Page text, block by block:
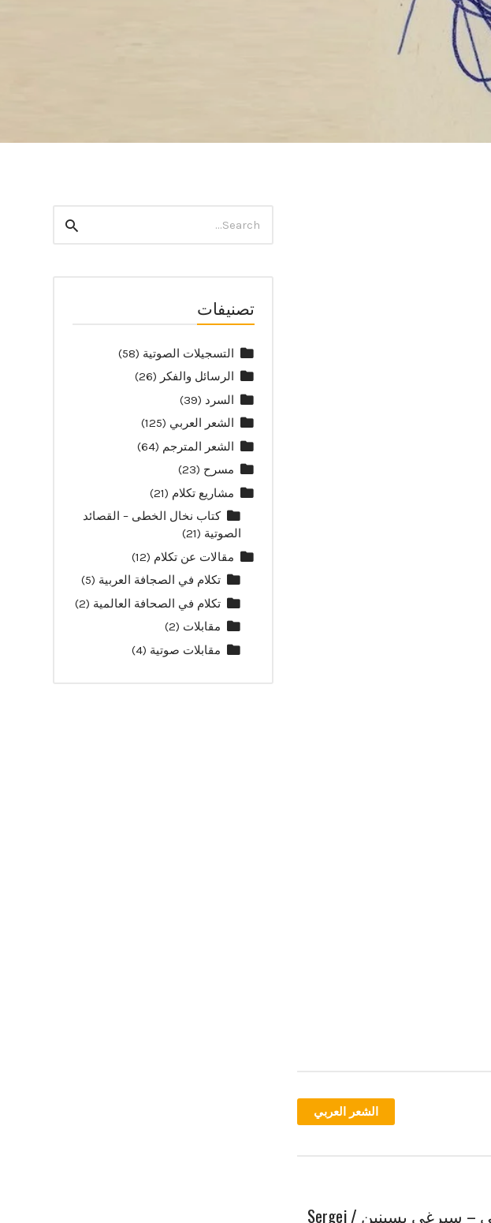
الشعر العربي
رسالة إلى أمي – سيرغي يسينين / Sergej
for:
Search
تصنيفات
التسجيلات الصوتية (58)
الرسائل والفكر (26)
السرد (39)
الشعر العربي (125)
الشعر المترجم (64)
مسرح (23)
مشاريع تكلام (21)
كتاب نخال الخطى – القصائد
الصوتية (21)
مقالات عن تكلام (12)
تكلام في الصجافة العربية (5)
تكلام في الصحافة العالمية (2)
مقابلات (2)
مقابلات صوتية (4)